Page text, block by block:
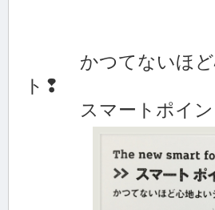
かつてないほど心
ト❢
スマートポイント